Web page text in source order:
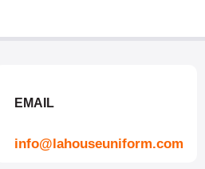
EMAIL
info@lahouseuniform.com